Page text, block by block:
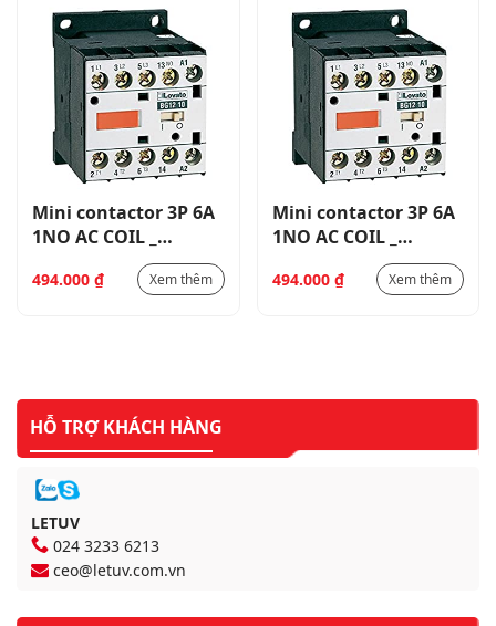
Mini contactor 3P 6A
1NO AC COIL _
494.000 ₫ Xem thêm
Mini contactor 3P 6A
1NO AC COIL _
494.000 ₫ Xem thêm
HỖ TRỢ KHÁCH HÀNG
LETUV
024 3233 6213
ceo@letuv.com.vn